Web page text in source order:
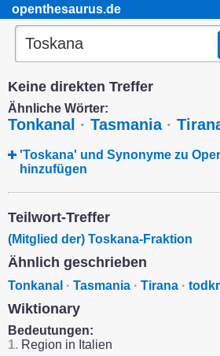
openthesaurus.de
Keine direkten Treffer
Ähnliche Wörter:
Tonkanal · Tasmania ·
'Toskana' und Synonyme zu
hinzufügen
Teilwort-Treffer
(Mitglied der) Toskana-Fraktion
Ähnlich geschrieben
Tonkanal · Tasmania · Tirana ·
Wiktionary
Bedeutungen:
1. Region in Italien